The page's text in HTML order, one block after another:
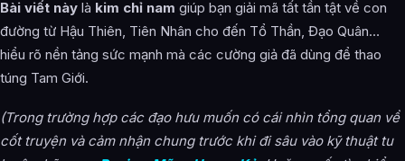
Vĩnh Hằng Giới
Hỗn Độn thế giới
Hỗn Độn Kỷ
Cương vực
Tam tai cửu kiếp
Bài viết này là kim chỉ nam giúp bạn giải mã tất tần tật về con
đường từ Hậu Thiên, Tiên Nhân cho đến Tổ Thần, Đạo Quân…
hiểu rõ nền tảng sức mạnh mà các cường giả đã dùng để thao
túng Tam Giới.
(Trong trường hợp các đạo hưu muốn có cái nhìn tổng quan về
cốt truyện và cảm nhận chung trước khi đi sâu vào kỹ thuật tu